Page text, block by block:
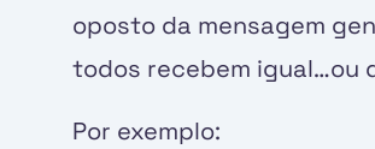
oposto da mensagem
todos recebem igual…ou
Por exemplo: